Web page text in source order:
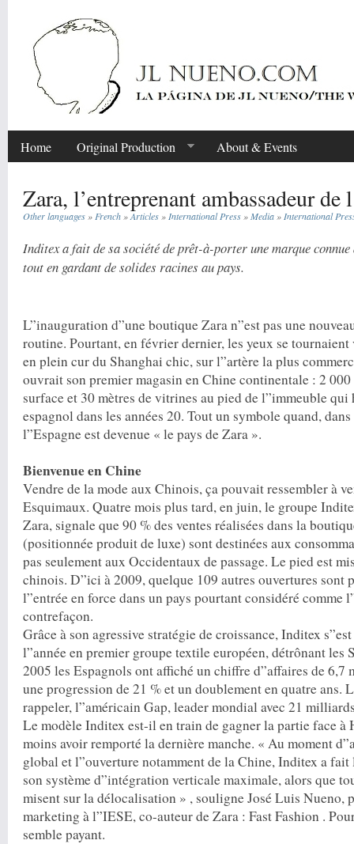
Home Original Production About & Events
Zara, l’entreprenant ambassadeur de
Other languages » French »Articles » International Press »Media » International
Inditex a fait de sa société de prêt-à-porter une marque
tout en gardant de solides racines au pays.
L”inauguration d”une boutique Zara n”est pas une
routine. Pourtant, en février dernier, les yeux se
en plein cur du Shanghai chic, sur l”artère la plus
ouvrait son premier ­magasin en Chine continentale : 2 000
surface et 30 mètres de vitrines au pied de l”immeuble
espagnol dans les années 20. Tout un symbole quand,
l”Espagne est devenue « le pays de Zara ».
Bienvenue en Chine
Vendre de la mode aux Chinois, ça pouvait ressembler à
Esquimaux. Quatre mois plus tard, en juin, le groupe
Zara, signale que 90 % des ventes réalisées dans la
(positionnée produit de luxe) sont destinées aux
pas seulement aux Occidentaux de passage. Le pied est
chinois. D”ici à 2009, quelque 109 autres ouvertures sont
l”entrée en force dans un pays pourtant considéré comme
contrefaçon.
Grâce à son agressive stratégie de croissance, Inditex
l”année en premier groupe textile européen, détrônant les
2005 les Espagnols ont affiché un chiffre d”affaires de 6,7
une progression de 21 % et un doublement en quatre
rappeler, l”américain Gap, leader mondial avec 21
Le modèle Inditex est-il en train de gagner la partie face à
moins avoir remporté la dernière manche. « Au moment
global et l”ouverture notamment de la Chine, Inditex a
son système d”intégration verticale maximale, alors que
misent sur la délocalisation » , souligne José Luis Nueno,
marketing à l”IESE, co-auteur de Zara : Fast Fashion .
semble payant.